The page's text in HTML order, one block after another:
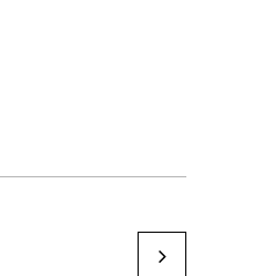
Bernard Bombois
Gabor Breznay